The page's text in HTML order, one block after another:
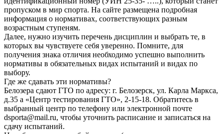
пропуском в мир спорта. На сайте размещена подробная
информация о нормативах, соответствующих разным
возрастным ступеням.
Далее, нужно изучить перечень дисциплин и выбрать те, в
которых вы чувствуете себя уверенно. Помните, для
получения знака отличия необходимо успешно выполнить
нормативы в обязательных видах испытаний и видах по
выбору.
Где же сдавать эти нормативы?
Белозера сдают ГТО по адресу: г. Белозерск, ул. Карла Маркса,
д.35 а «Центр тестирования ГТО», 2-15-18. Обратитесь в
выбранный центр по телефону или электронной почте
dsporta@mail.ru, чтобы уточнить расписание и записаться на
сдачу испытаний.